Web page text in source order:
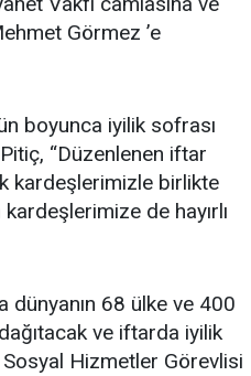
Görmez ’e
boyunca iyilik sofrası
“Düzenlenen iftar
kardeşlerimizle birlikte
de hayırlı
dünyanın 68 ülke ve 400
ve iftarda iyilik
Sosyal Hizmetler Görevlisi